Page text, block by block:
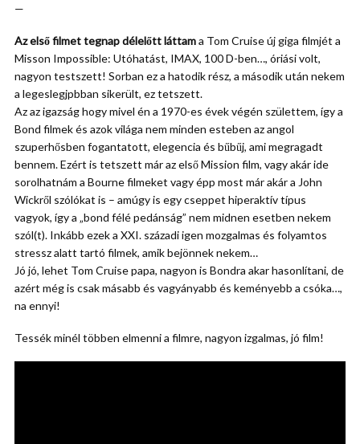
—
Az első filmet tegnap délelőtt láttama Tom Cruise új giga filmjét a
Misson Impossible: Utóhatást, IMAX, 100 D-ben…, óriási volt,
nagyon testszett! Sorban ez a hatodik rész, a második után nekem
a legeslegjpbban sikerült, ez tetszett.
Az az igazság hogy mivel én a 1970-es évek végén születtem, így a
Bond filmek és azok világa nem minden esteben az angol
szuperhősben fogantatott, elegencia és bűbűj, ami megragadt
bennem. Ezért is tetszett már az első Mission film, vagy akár ide
sorolhatnám a Bourne filmeket vagy épp most már akár a John
Wickről szólókat is – amúgy is egy cseppet hiperaktív típus
vagyok, így a „bond félé pedánság” nem midnen esetben nekem
szól(t). Inkább ezek a XXI. századi igen mozgalmas és folyamtos
stressz alatt tartó filmek, amik bejönnek nekem…
Jó jó, lehet Tom Cruise papa, nagyon is Bondra akar hasonlítani, de
azért még is csak másabb és vagyányabb és keményebb a csóka…,
na ennyi!
Tessék minél többen elmenni a filmre, nagyon izgalmas, jó film!